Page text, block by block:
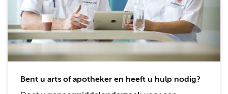
Bent u arts of apotheker en heeft u hulp nodig?